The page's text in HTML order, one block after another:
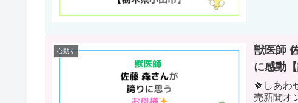
心動く
獣医師
に感動【
🍀しあわ
売新聞オ